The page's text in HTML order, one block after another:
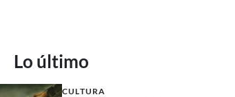
Lo último
CULTURA